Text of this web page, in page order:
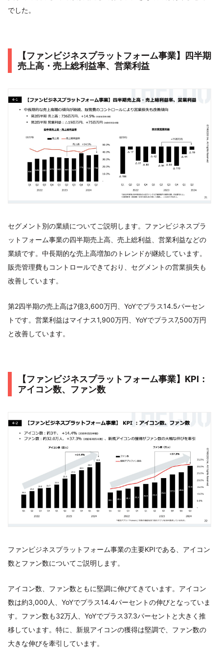
でした。
【ファンビジネスプラットフォーム事業】四半期
売上高・売上総利益率、営業利益
セグメント別の業績についてご説明します。ファンビジネスプラ
ットフォーム事業の四半期売上高、売上総利益、営業利益などの
業績です。中長期的な売上高増加のトレンドが継続しています。
販売管理費もコントロールできており、セグメントの営業損失も
改善しています。
第2四半期の売上高は7億3,600万円、YoYでプラス14.5パーセン
トです。営業利益はマイナス1,900万円、YoYでプラス7,500万円
と改善しています。
【ファンビジネスプラットフォーム事業】KPI：
アイコン数、ファン数
ファンビジネスプラットフォーム事業の主要KPIである、アイコン
数とファン数についてご説明します。
アイコン数、ファン数ともに堅調に伸びてきています。アイコン
数は約3,000人、YoYでプラス14.4パーセントの伸びとなっていま
す。ファン数も32万人、YoYでプラス37.3パーセントと大きく推
移しています。特に、新規アイコンの獲得は堅調で、ファン数の
大きな伸びを牽引しています。